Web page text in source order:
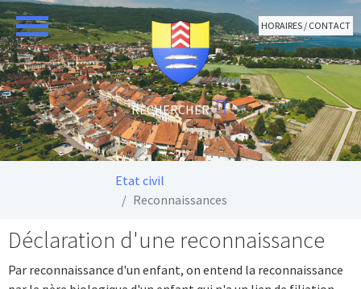
Aller au contenu principal
HORAIRES / CONTACT
Etat civil
Reconnaissances
Déclaration d'une reconnaissance
Par reconnaissance d'un enfant, on entend la reconnaissance